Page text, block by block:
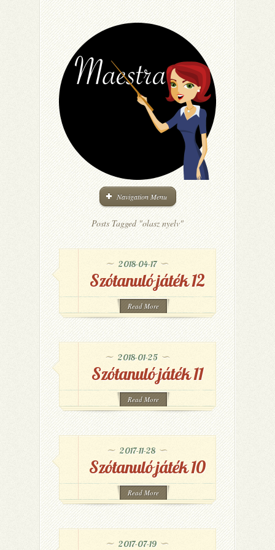
Navigation Menu
Posts Tagged "olasz nyelv"
2018-04-17
Szótanuló játék 12
Read More
2018-01-25
Szótanuló játék 11
Read More
2017-11-28
Szótanuló játék 10
Read More
2017-07-19